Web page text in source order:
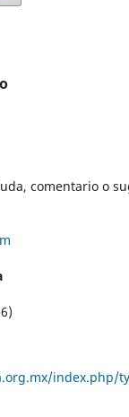
comentario o
index.php/